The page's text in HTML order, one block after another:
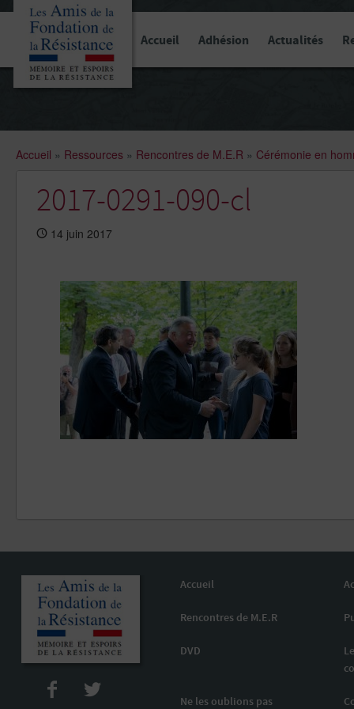
Accueil Adhésion Actualités
Accueil » Ressources » Rencontres de M.E.R » Cérémonie en
2017-0291-090-cl
14 juin 2017
Accueil
Rencontres de M.E.R
DVD
Ne les oublions pas
Panneau de gestion des cookies